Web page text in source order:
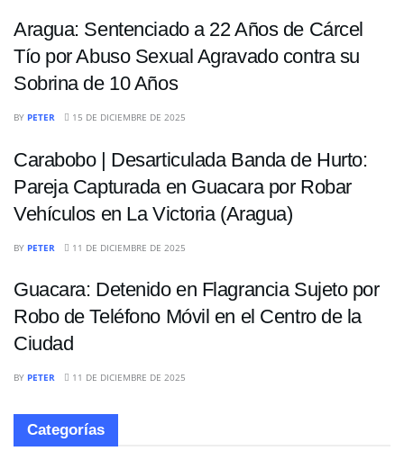
Aragua: Sentenciado a 22 Años de Cárcel
Tío por Abuso Sexual Agravado contra su
Sobrina de 10 Años
BY PETER 15 DE DICIEMBRE DE 2025
Carabobo | Desarticulada Banda de Hurto:
Pareja Capturada en Guacara por Robar
Vehículos en La Victoria (Aragua)
BY PETER 11 DE DICIEMBRE DE 2025
Guacara: Detenido en Flagrancia Sujeto por
Robo de Teléfono Móvil en el Centro de la
Ciudad
BY PETER 11 DE DICIEMBRE DE 2025
Categorías